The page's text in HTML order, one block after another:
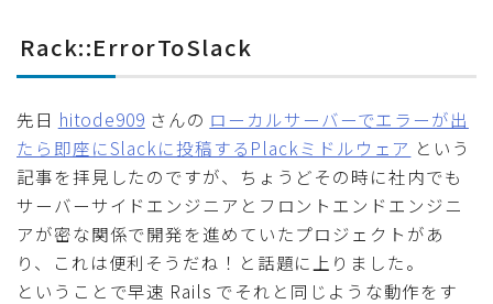
Rack::ErrorToSlack
先日 hitode909 さんの ローカルサーバーでエラーが出
たら即座にSlackに投稿するPlackミドルウェア という
記事を拝見したのですが、ちょうどその時に社内でも
サーバーサイドエンジニアとフロントエンドエンジニ
アが密な関係で開発を進めていたプロジェクトがあ
り、これは便利そうだね！と話題に上りました。
ということで早速 Rails でそれと同じような動作をす